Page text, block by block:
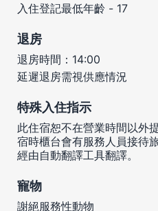
入住登記最低年齡 - 17
退房
退房時間：14:00
延遲退房需視供應情況
特殊入住指示
此住宿恕不在營業時間以外
宿時櫃台會有服務人員接待
經由自動翻譯工具翻譯。
寵物
謝絕服務性動物